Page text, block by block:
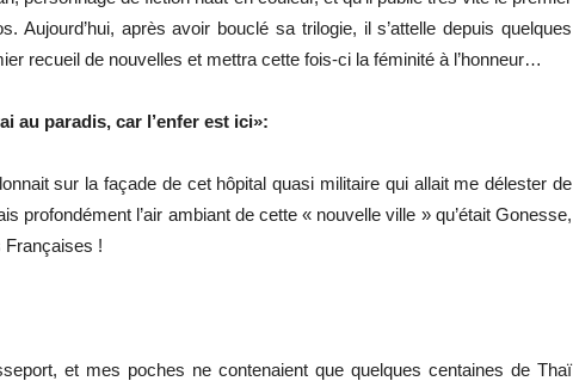
Aujourd’hui, après avoir bouclé sa trilogie, il s’attelle depuis quelques
recueil de nouvelles et mettra cette fois-ci la féminité à l’honneur…
au paradis, car l’enfer est ici»:
sur la façade de cet hôpital quasi militaire qui allait me délester de
profondément l’air ambiant de cette « nouvelle ville » qu’était Gonesse,
Françaises !
et mes poches ne contenaient que quelques centaines de Thaï